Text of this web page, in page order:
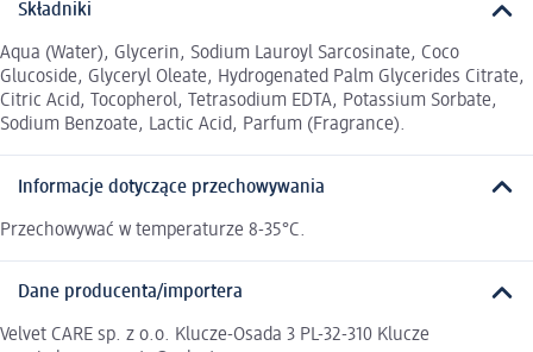
Składniki
Aqua (Water), Glycerin, Sodium Lauroyl Sarcosinate, Coco
Glucoside, Glyceryl Oleate, Hydrogenated Palm Glycerides Citrate,
Citric Acid, Tocopherol, Tetrasodium EDTA, Potassium Sorbate,
Sodium Benzoate, Lactic Acid, Parfum (Fragrance).
Informacje dotyczące przechowywania
Przechowywać w temperaturze 8-35°C.
Dane producenta/importera
Velvet CARE sp. z o.o. Klucze-Osada 3 PL-32-310 Klucze